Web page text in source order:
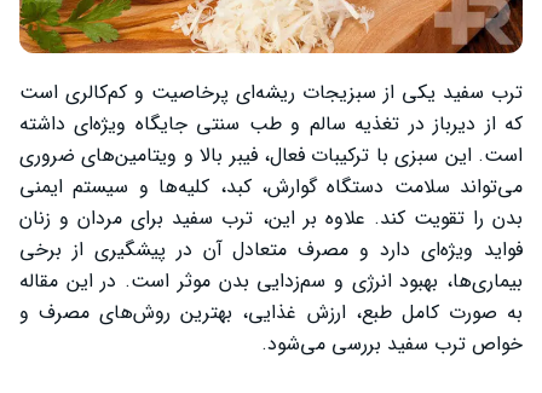
ترب سفید یکی از سبزیجات ریشه‌ای پرخاصیت و کم‌کالری است
که از دیرباز در تغذیه سالم و طب سنتی جایگاه ویژه‌ای داشته
است. این سبزی با ترکیبات فعال، فیبر بالا و ویتامین‌های ضروری
می‌تواند سلامت دستگاه گوارش، کبد، کلیه‌ها و سیستم ایمنی
بدن را تقویت کند. علاوه بر این، ترب سفید برای مردان و زنان
فواید ویژه‌ای دارد و مصرف متعادل آن در پیشگیری از برخی
بیماری‌ها، بهبود انرژی و سم‌زدایی بدن موثر است. در این مقاله
به صورت کامل طبع، ارزش غذایی، بهترین روش‌های مصرف و
خواص ترب سفید بررسی می‌شود.